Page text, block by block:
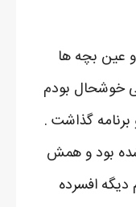
عین بچه ها
خوشحال بودم
گذاشت .
بود و همش
دیگه افسرده